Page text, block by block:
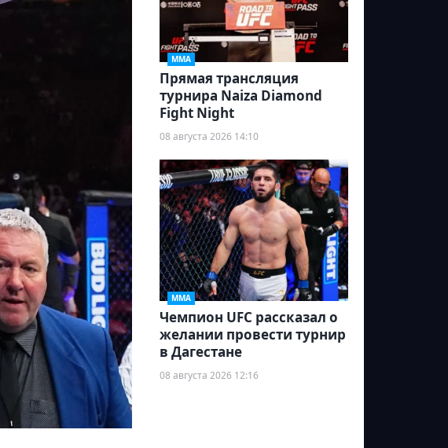
ММА
Прямая трансляция
турнира Naiza Diamond
Fight Night
08 августа 2026 14:10
ММА
Чемпион UFC рассказал о
желании провести турнир
в Дагестане
08 августа 2026 12:16